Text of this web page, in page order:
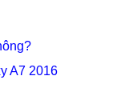
A7 2016